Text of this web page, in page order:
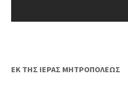
ΕΚ ΤΗΣ ΙΕΡΑΣ ΜΗΤΡΟΠΟΛΕΩΣ